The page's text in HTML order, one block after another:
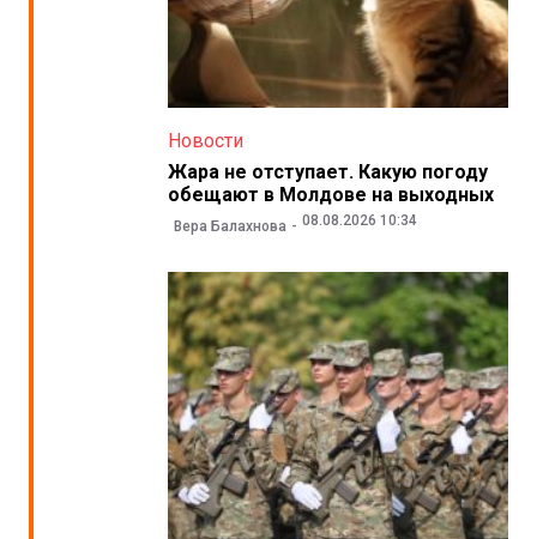
Новости
Жара не отступает. Какую погоду
обещают в Молдове на выходных
Вера Балахнова 08.08.2026 10:34